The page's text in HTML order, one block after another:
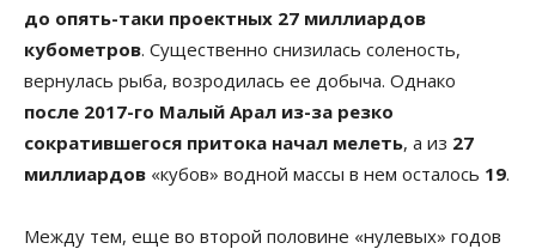
до опять-таки проектных 27 миллиардов
кубометров. Существенно снизилась соленость,
вернулась рыба, возродилась ее добыча. Однако
после 2017-го Малый Арал из-за резко
сократившегося притока начал мелеть, а из 27
миллиардов «кубов» водной массы в нем осталось 19.
Между тем, еще во второй половине «нулевых» годов